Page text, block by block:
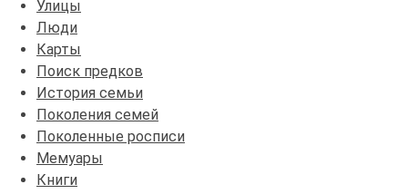
Улицы
Люди
Карты
Поиск предков
История семьи
Поколения семей
Поколенные росписи
Мемуары
Книги